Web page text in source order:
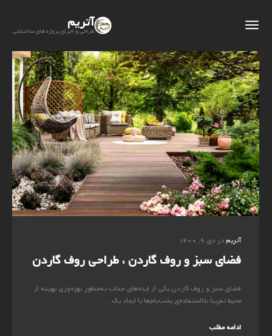
آتریم
طراحی و اجرای پروژه های ساختمانی
آتریمدر دی ۹, ۱۴۰۰
فضای سبز و روف گاردن ، طراحی روف گاردن
فضای سبز و روف گاردن یکی از ایده‌های جذاب به‌منظور بهره‌وری بهینه از
محیط تقریباً بلااستفاده‌ی پشت‌بام‌ها با ایجاد یک...
ادامه مطلب